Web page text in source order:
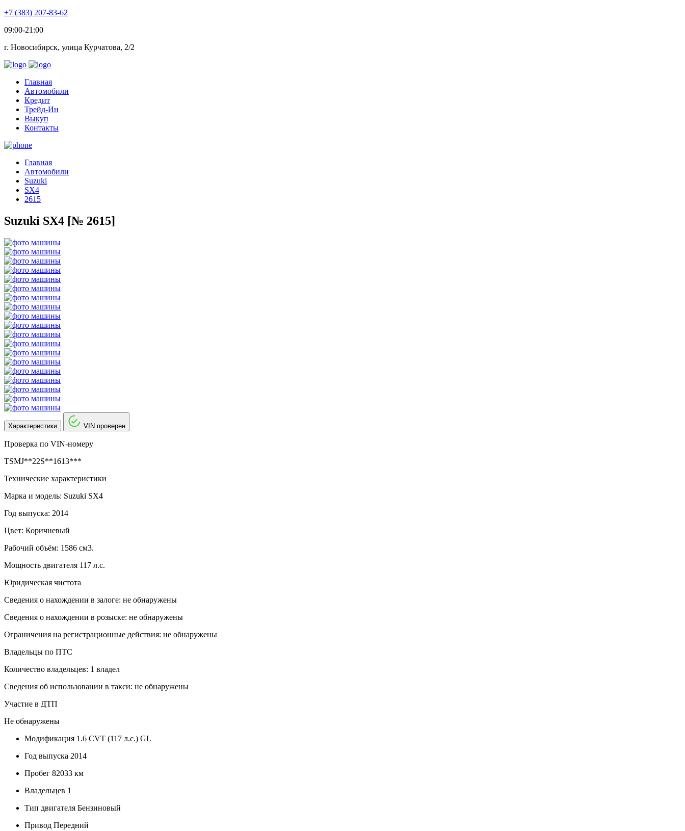
+7 (383) 207-83-62
09:00-21:00
г. Новосибирск, улица Курчатова, 2/2
Главная
Автомобили
Кредит
Трейд-Ин
Выкуп
Контакты
Главная
Автомобили
Suzuki
SX4
2615
Suzuki SX4 [№ 2615]
Характеристики VIN проверен
Проверка по VIN-номеру
TSMJ**22S**1613***
Технические характеристики
Марка и модель: Suzuki SX4
Год выпуска: 2014
Цвет: Коричневый
Рабочий объём: 1586 см3.
Мощность двигателя 117 л.с.
Юридическая чистота
Сведения о нахождении в залоге: не обнаружены
Сведения о нахождении в розыске: не обнаружены
Ограничения на регистрационные действия: не обнаружены
Владельцы по ПТС
Количество владельцев: 1 владел
Сведения об использовании в такси: не обнаружены
Участие в ДТП
Не обнаружены
Модификация 1.6 CVT (117 л.с.) GL
Год выпуска 2014
Пробег 82033 км
Владельцев 1
Тип двигателя Бензиновый
Привод Передний